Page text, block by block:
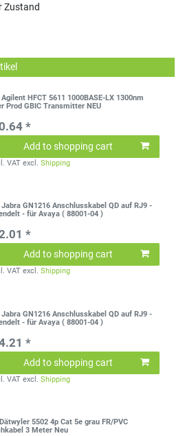
Zustand
Agilent HFCT 5611 1000BASE-LX 1300nm
Prod GBIC Transmitter NEU
*
Add to shopping cart
VAT excl.Shipping
Jabra GN1216 Anschlusskabel QD auf RJ9 -
- für Avaya ( 88001-04 )
*
Add to shopping cart
VAT excl.Shipping
Jabra GN1216 Anschlusskabel QD auf RJ9 -
- für Avaya ( 88001-04 )
*
Add to shopping cart
VAT excl.Shipping
5502 4p Cat 5e grau FR/PVC
3 Meter Neu